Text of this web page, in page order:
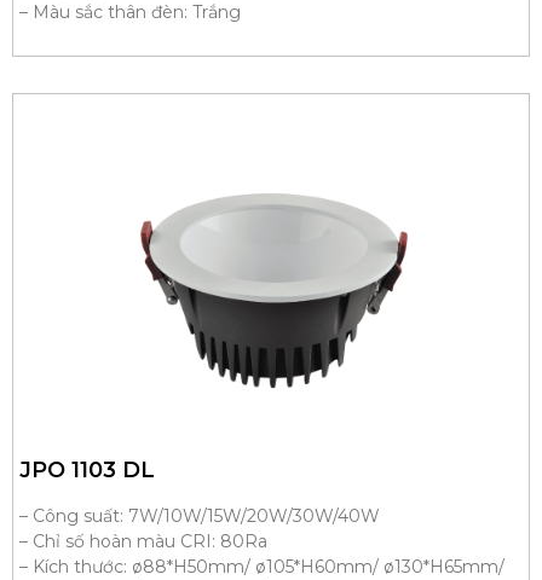
– Màu sắc thân đèn: Trắng
JPO 1103 DL
– Công suất: 7W/10W/15W/20W/30W/40W
– Chỉ số hoàn màu CRI: 80Ra
– Kích thước: ø88*H50mm/ ø105*H60mm/ ø130*H65mm/